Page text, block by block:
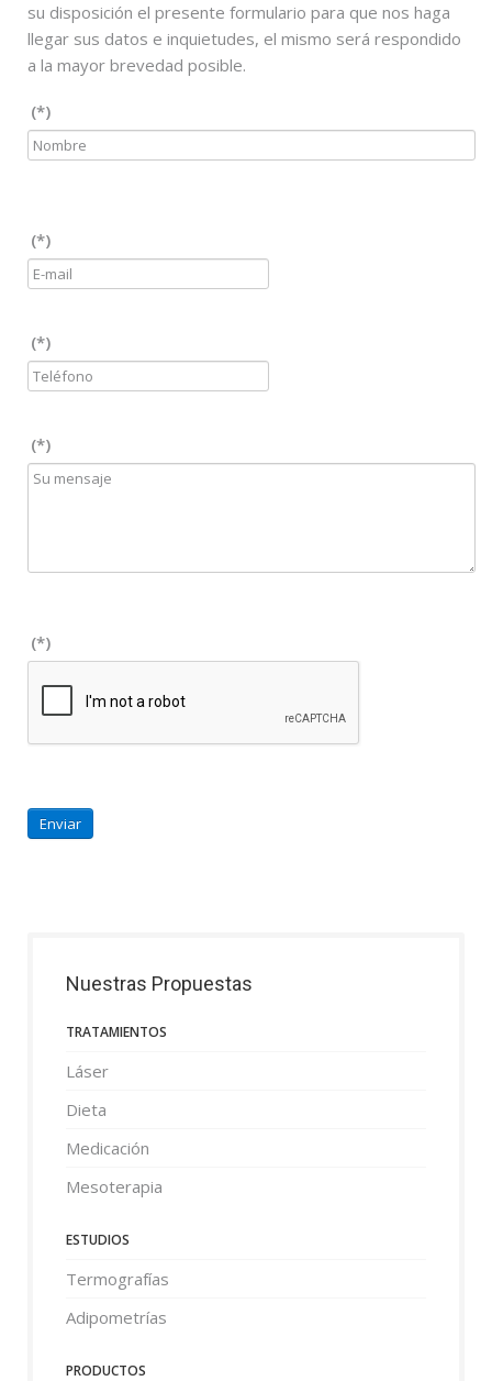
su disposición el presente formulario para que nos haga
llegar sus datos e inquietudes, el mismo será respondido
a la mayor brevedad posible.
(*)
(*)
(*)
(*)
(*)
Enviar
Nuestras Propuestas
TRATAMIENTOS
Láser
Dieta
Medicación
Mesoterapia
ESTUDIOS
Termografías
Adipometrías
PRODUCTOS